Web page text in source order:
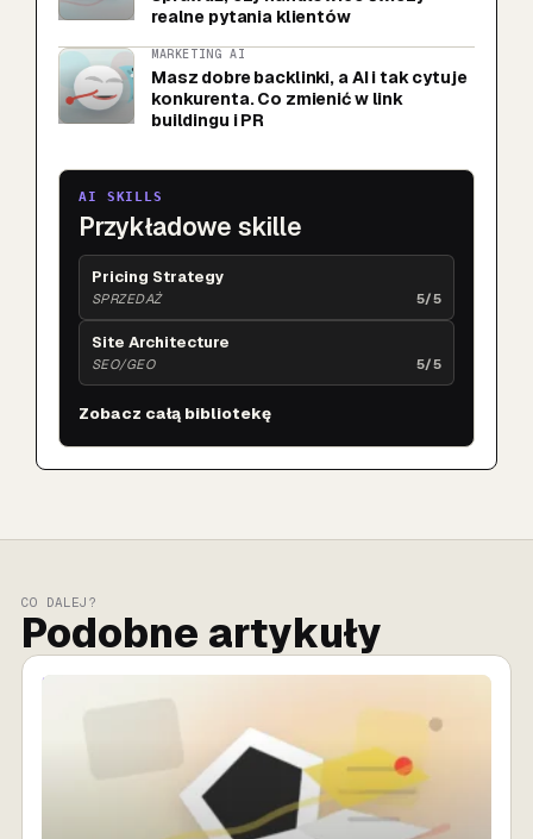
realne pytania klientów
MARKETING AI
Masz dobre backlinki, a AI i tak cytuje
konkurenta. Co zmienić w link
buildingu i PR
AI SKILLS
Przykładowe skille
Pricing Strategy
SPRZEDAŻ 5/5
Site Architecture
SEO/GEO 5/5
Zobacz całą bibliotekę
CO DALEJ?
Podobne artykuły
SPRZEDAŻ AI